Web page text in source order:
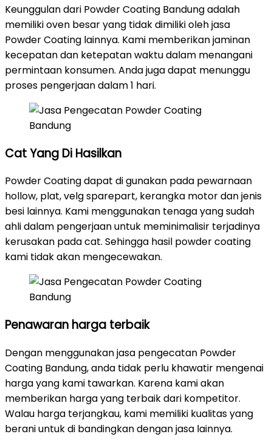
Keunggulan dari Powder Coating Bandung adalah
memiliki oven besar yang tidak dimiliki oleh jasa
Powder Coating lainnya. Kami memberikan jaminan
kecepatan dan ketepatan waktu dalam menangani
permintaan konsumen. Anda juga dapat menunggu
proses pengerjaan dalam 1 hari.
Cat Yang Di Hasilkan
Powder Coating dapat di gunakan pada pewarnaan
hollow, plat, velg sparepart, kerangka motor dan jenis
besi lainnya. Kami menggunakan tenaga yang sudah
ahli dalam pengerjaan untuk meminimalisir terjadinya
kerusakan pada cat. Sehingga hasil powder coating
kami tidak akan mengecewakan.
Penawaran harga terbaik
Dengan menggunakan jasa pengecatan Powder
Coating Bandung, anda tidak perlu khawatir mengenai
harga yang kami tawarkan. Karena kami akan
memberikan harga yang terbaik dari kompetitor.
Walau harga terjangkau, kami memiliki kualitas yang
berani untuk di bandingkan dengan jasa lainnya.